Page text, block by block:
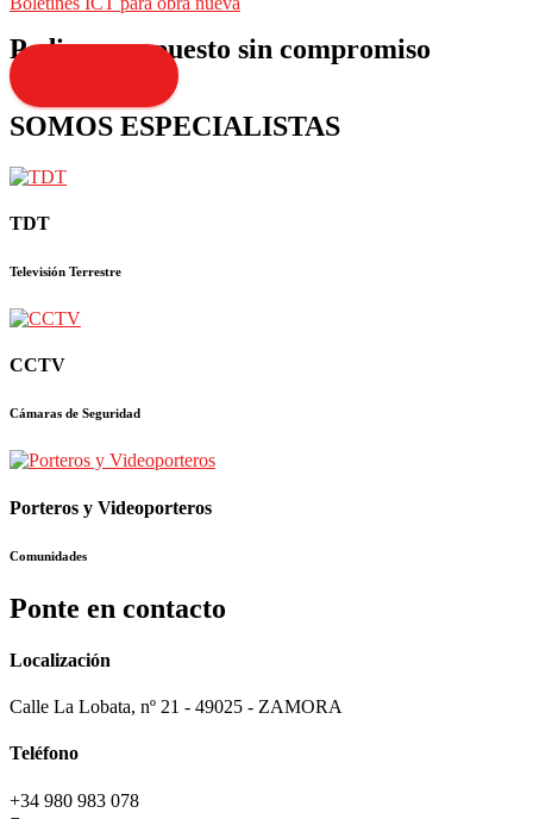
Pedir presupuesto sin compromiso
SOMOS ESPECIALISTAS
TDT
Televisión Terrestre
CCTV
Cámaras de Seguridad
Porteros y Videoporteros
Comunidades
Ponte en contacto
Localización
Calle La Lobata, nº 21 - 49025 - ZAMORA
Teléfono
+34 980 983 078